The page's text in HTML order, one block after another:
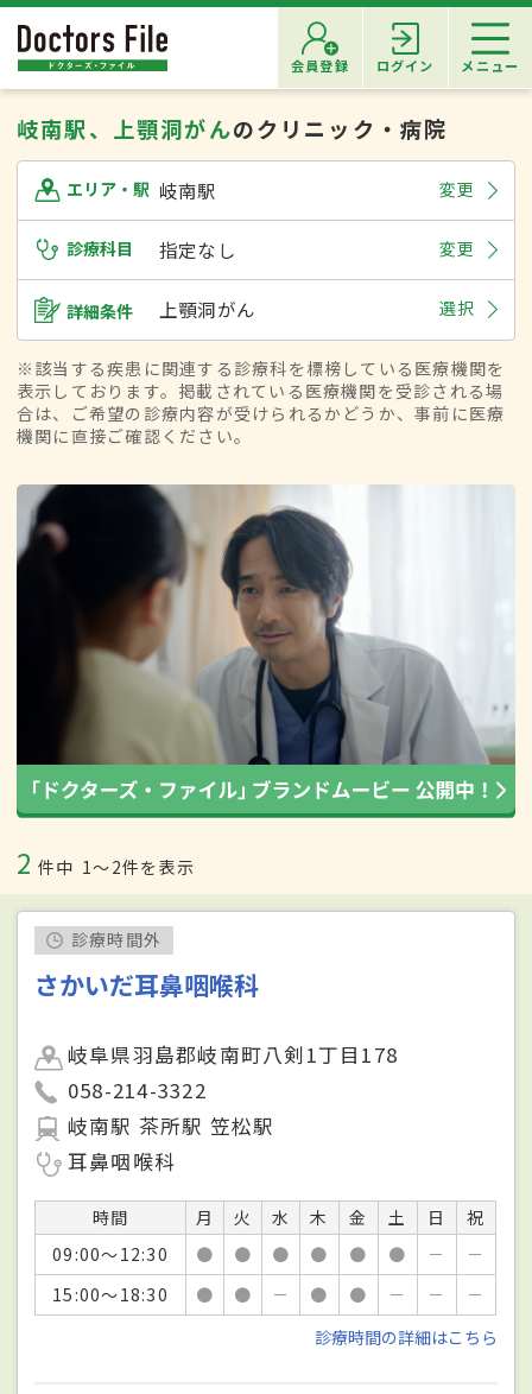
会員登録 ログイン メニュー
岐南駅、上顎洞がんのクリニック・病院
エリア・駅 岐南駅 変更
診療科目 指定なし 変更
詳細条件 上顎洞がん 選択
※該当する疾患に関連する診療科を標榜している医療機関を
表示しております。掲載されている医療機関を受診される場
合は、ご希望の診療内容が受けられるかどうか、事前に医療
機関に直接ご確認ください。
2 件中 1〜2件を表示
診療時間外
さかいだ耳鼻咽喉科
岐阜県羽島郡岐南町八剣1丁目178
058-214-3322
岐南駅 茶所駅 笠松駅
耳鼻咽喉科
時間 月 火 水 木 金 土 日
祝
09:00～12:30
● ● ● ● ● ● －
－
15:00～18:30
● ● － ● ● － －
－
診療時間の詳細はこちら